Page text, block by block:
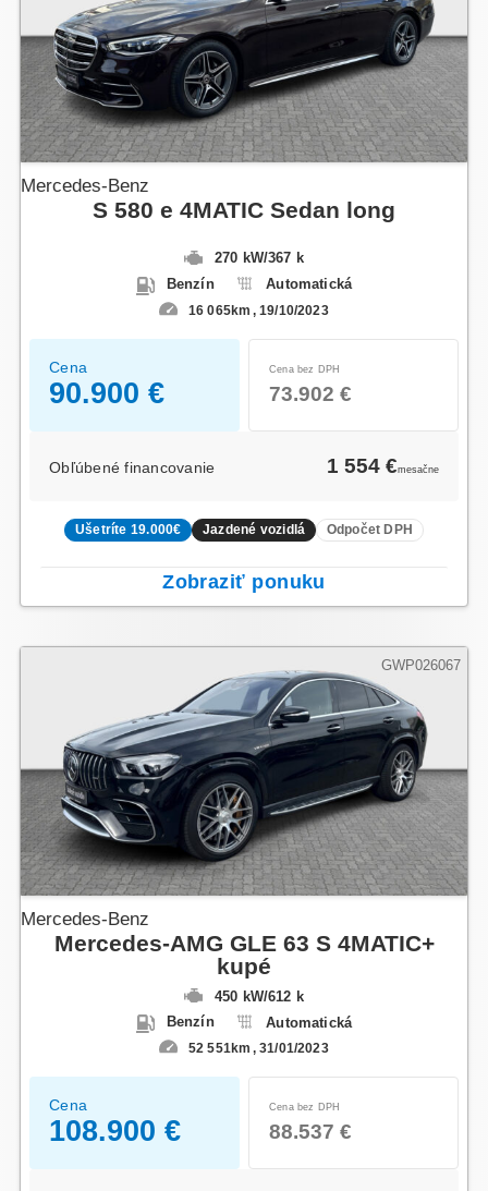
Mercedes-Benz
S 580 e 4MATIC Sedan long
270 kW/367 k
Benzín
Automatická
16 065km 19/10/2023
Cena
90.900 €
Cena bez DPH
73.902 €
Obľúbené financovanie 1 554 €mesačne
Ušetríte 19.000€ Jazdené vozidlá Odpočet DPH
Zobraziť ponuku
Mercedes-Benz
Mercedes-AMG GLE 63 S 4MATIC+
kupé
450 kW/612 k
Benzín
Automatická
52 551km 31/01/2023
GWP026067
Cena
108.900 €
Cena bez DPH
88.537 €